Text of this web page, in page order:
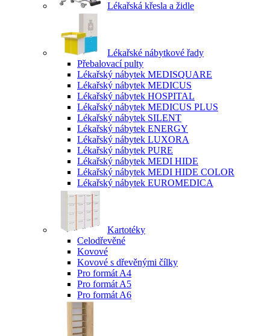
Lékařská křesla a židle
Lékařské nábytkové řady
Přebalovací pulty
Lékařský nábytek MEDISQUARE
Lékařský nábytek MEDICUS
Lékařský nábytek HOSPITAL
Lékařský nábytek MEDICUS PLUS
Lékařský nábytek SILENT
Lékařský nábytek ENERGY
Lékařský nábytek LUXORA
Lékařský nábytek PURE
Lékařský nábytek MEDI HIDE
Lékařský nábytek MEDI HIDE COLOR
Lékařský nábytek EUROMEDICA
Kartotéky
Celodřevěné
Kovové
Kovové s dřevěnými čílky
Pro formát A4
Pro formát A5
Pro formát A6